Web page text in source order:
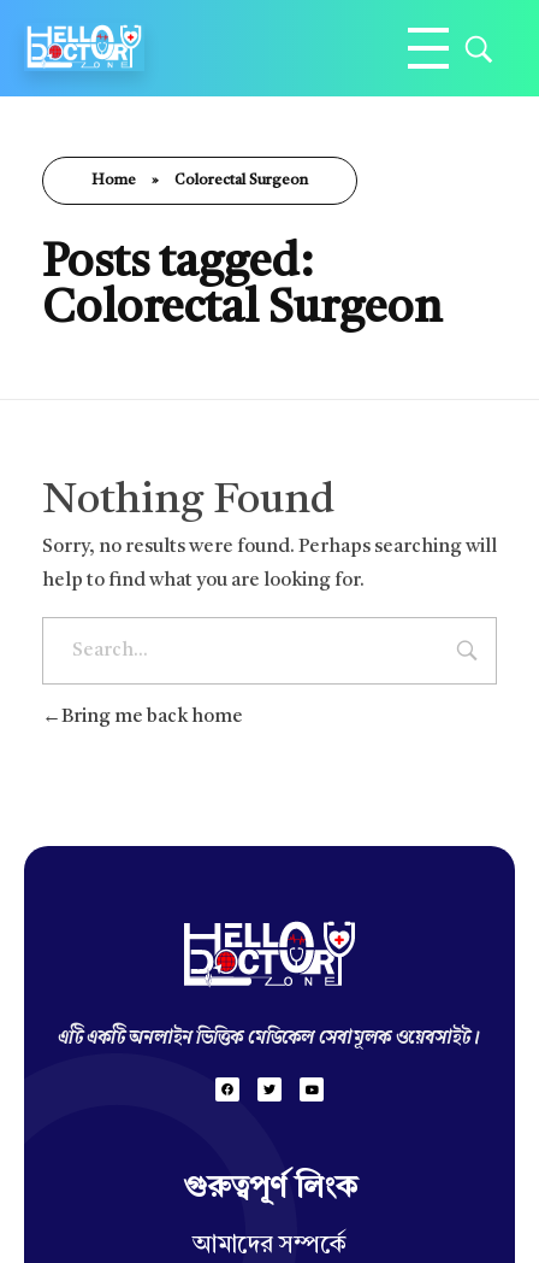
Home » Colorectal Surgeon
Posts tagged:
Colorectal Surgeon
Nothing Found
Sorry, no results were found. Perhaps searching will
help to find what you are looking for.
Bring me back home
এটি একটি অনলাইন ভিত্তিক মেডিকেল সেবামূলক ওয়েবসাইট।
গুরুত্বপূর্ণ লিংক
আমাদের সম্পর্কে